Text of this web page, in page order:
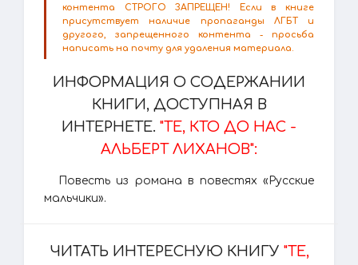
контента СТРОГО ЗАПРЕЩЕН! Если в книге
присутствует наличие пропаганды ЛГБТ и
другого, запрещенного контента - просьба
написать на почту для удаления материала.
ИНФОРМАЦИЯ О СОДЕРЖАНИИ
КНИГИ, ДОСТУПНАЯ В
ИНТЕРНЕТЕ. "ТЕ, КТО ДО НАС -
АЛЬБЕРТ ЛИХАНОВ":
Повесть из романа в повестях «Русские
мальчики».
ЧИТАТЬ ИНТЕРЕСНУЮ КНИГУ "ТЕ,